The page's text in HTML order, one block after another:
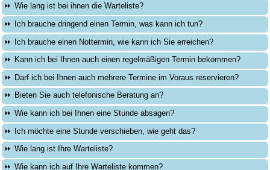
Wie lang ist bei ihnen die Warteliste?
Ich brauche dringend einen Termin, was kann ich tun?
Ich brauche einen Nottermin, wie kann ich Sie erreichen?
Kann ich bei Ihnen auch einen regelmäßigen Termin bekommen?
Darf ich bei Ihnen auch mehrere Termine im Voraus reservieren?
Bieten Sie auch telefonische Beratung an?
Wie kann ich bei Ihnen eine Stunde absagen?
Ich möchte eine Stunde verschieben, wie geht das?
Wie lang ist Ihre Warteliste?
Wie kann ich auf Ihre Warteliste kommen?